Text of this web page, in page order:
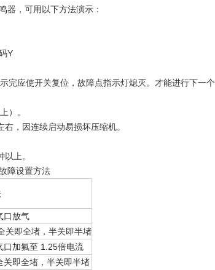
器，可用以下方法演示：
Y
完应使开关复位，故障点指示灯熄灭。才能进行下一个
）。
，因连续启动易损坏压缩机。
上。
障设置方法
口放气
关即全堵，半关即半堵
口加氟至 1.25倍电流
关即全堵，半关即半堵